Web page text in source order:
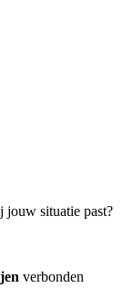
jouw situatie past?
verbonden